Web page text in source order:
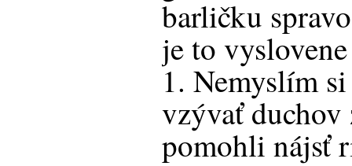
barličku
je to
1. Nemyslím
vzývať duchov
pomohli nájsť